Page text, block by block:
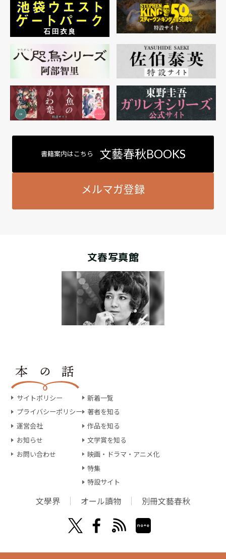
書籍案内はこちら 文藝春秋BOOKS
メルマガ登録
文春写真館
サイトポリシー
プライバシーポリシー
運営会社
お知らせ
お問い合わせ
新着一覧
著者を知る
作品を知る
文学賞を知る
映画・ドラマ・アニメ化
特集
特設サイト
文學界 オール讀物 別冊文藝春秋